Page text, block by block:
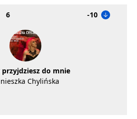
6 -10
przyjdziesz do mnie
Chylińska